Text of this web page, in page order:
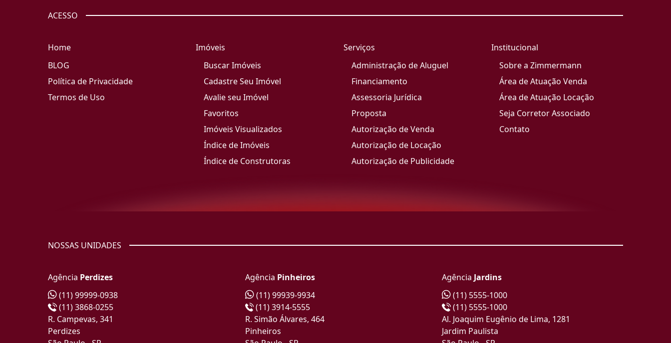
ACESSO
Home
BLOG
Política de Privacidade
Termos de Uso
Imóveis
Buscar Imóveis
Cadastre Seu Imóvel
Avalie seu Imóvel
Favoritos
Imóveis Visualizados
Índice de Imóveis
Índice de Construtoras
Serviços
Administração de Aluguel
Financiamento
Assessoria Jurídica
Proposta
Autorização de Venda
Autorização de Locação
Autorização de Publicidade
Institucional
Sobre a Zimmermann
Área de Atuação Venda
Área de Atuação Locação
Seja Corretor Associado
Contato
NOSSAS UNIDADES
Agência Perdizes
(11) 99999-0938
(11) 3868-0255
R. Campevas, 341
Perdizes
Agência Pinheiros
(11) 99939-9934
(11) 3914-5555
R. Simão Álvares, 464
Pinheiros
Agência Jardins
(11) 5555-1000
(11) 5555-1000
Al. Joaquim Eugênio de Lima, 1281
Jardim Paulista